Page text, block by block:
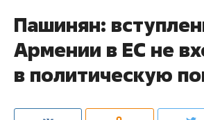
Пашинян:
Армении в ЕС не
в политическую